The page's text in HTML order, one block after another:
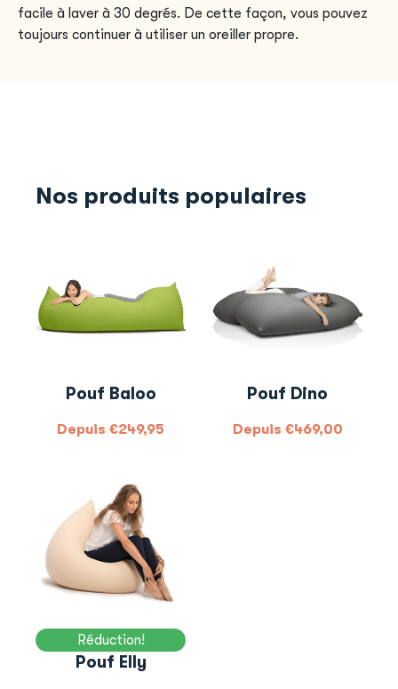
facile à laver à 30 degrés. De cette façon, vous pouvez
toujours continuer à utiliser un oreiller propre.
Nos produits populaires
Pouf Baloo
Depuis €249,95
Pouf Dino
Depuis €469,00
Réduction!
Pouf Elly